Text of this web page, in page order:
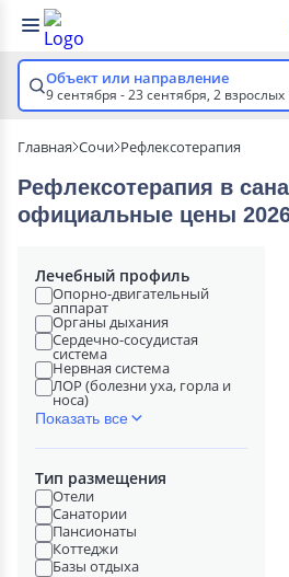
Объект или направление
9 сентября - 23 сентября, 2 взрослых
Главная Сочи Рефлексотерапия
Рефлексотерапия в
официальные цены
Лечебный профиль
Опорно-двигательный
аппарат
Органы дыхания
Сердечно-сосудистая
система
Нервная система
ЛОР (болезни уха, горла и
носа)
Показать все
Тип размещения
Отели
Санатории
Пансионаты
Коттеджи
Базы отдыха